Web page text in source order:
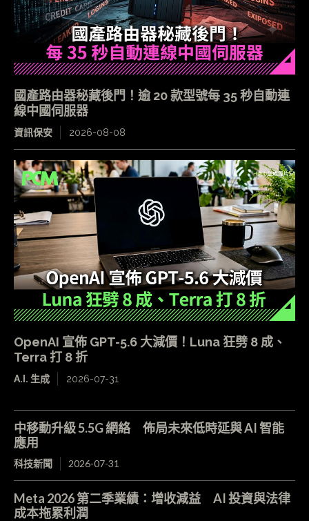
國產路由器秘藏後門！逾 20 款型號每 35 秒自動連
線中國伺服器
資訊保安 2026-08-08
OpenAI 宣佈 GPT-5.6 大減價！Luna 狂劈 8 成、
Terra 打 8 折
A.I. 生成 2026-07-31
中移動升級 5.5G 網絡 佈局未來低時延與 AI 智能
應用
科技新聞 2026-07-31
Meta 2026 第二季業績：增收減益 AI 投資與法律
成本拖累利潤